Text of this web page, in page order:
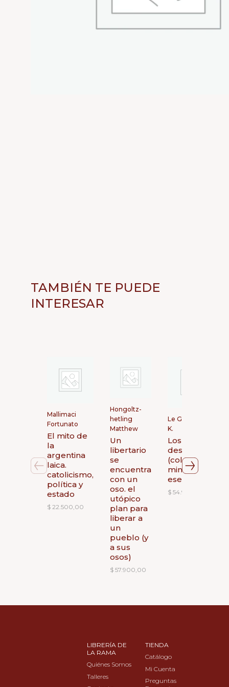
TAMBIÉN TE PUEDE
INTERESAR
Mallimaci
Fortunato
El mito de
la
argentina
laica.
catolicismo,
política y
estado
$ 22.500,00
Hongoltz-
hetling
Matthew
Un
libertario
se
encuentra
con un
oso. el
utópico
plan para
liberar a
un
pueblo (y
a sus
osos)
$ 57.900,00
Le Guin Úrsula
K.
Los
desposeidos
(coleccion
minotauro
esenciales).
$ 54.900,00
LIBRERÍA DE
LA RAMA
Quiénes Somos
Talleres
TIENDA
Catálogo
Mi Cuenta
Preguntas